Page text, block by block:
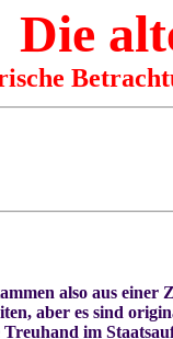
Die
also aus einer
aber es sind
im